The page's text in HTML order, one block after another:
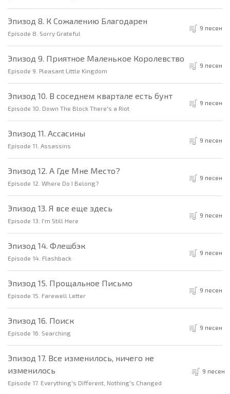
Эпизод 8. К Сожалению Благодарен
Episode 8. Sorry Grateful
9 песен
Эпизод 9. Приятное Маленькое Королевство
Episode 9. Pleasant Little Kingdom
9 песен
Эпизод 10. В соседнем квартале есть бунт
Episode 10. Down The Block There's a Riot
9 песен
Эпизод 11. Ассасины
Episode 11. Assassins
9 песен
Эпизод 12. А Где Мне Место?
Episode 12. Where Do I Belong?
9 песен
Эпизод 13. Я все еще здесь
Episode 13. I'm Still Here
9 песен
Эпизод 14. Флешбэк
Episode 14. Flashback
9 песен
Эпизод 15. Прощальное Письмо
Episode 15. Farewell Letter
9 песен
Эпизод 16. Поиск
Episode 16. Searching
9 песен
Эпизод 17. Все изменилось, ничего не
изменилось
Episode 17. Everything's Different, Nothing's Changed
9 песен